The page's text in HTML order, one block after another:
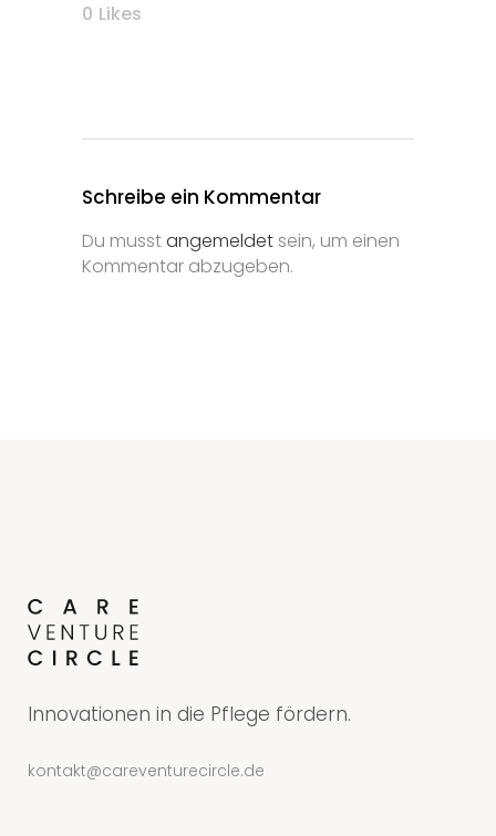
0 Likes
Schreibe ein Kommentar
Du musstangemeldet sein, um einen
Kommentar abzugeben.
Innovationen in die Pflege fördern.
kontakt@careventurecircle.de